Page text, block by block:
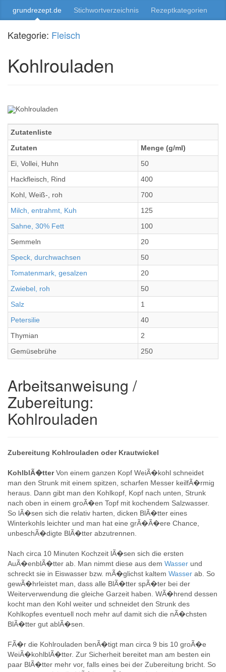
grundrezept.de Stichwortverzeichnis Rezeptkategorien
Kategorie: Fleisch
Kohlrouladen
Zutatenliste
Zutaten
Menge (g/ml)
Ei, Vollei, Huhn
50
Hackfleisch, Rind
400
Kohl, Weiß-, roh
700
Milch, entrahmt, Kuh
125
Sahne, 30% Fett
100
Semmeln
20
Speck, durchwachsen
50
Tomatenmark, gesalzen
20
Zwiebel, roh
50
Salz
1
Petersilie
40
Thymian
2
Gemüsebrühe
250
Arbeitsanweisung /
Zubereitung:
Kohlrouladen
Zubereitung Kohlrouladen oder Krautwickel
KohlblÃ�tterVon einem ganzen Kopf WeiÃ�kohl schneidet
man den Strunk mit einem spitzen, scharfen Messer keilfÃ�rmig
heraus. Dann gibt man den Kohlkopf, Kopf nach unten, Strunk
nach oben in einem groÃ�en Topf mit kochendem Salzwasser.
So lÃ�sen sich die relativ harten, dicken BlÃ�tter eines
Winterkohls leichter und man hat eine grÃ�Ã�ere Chance,
unbeschÃ�digte BlÃ�tter abzutrennen.
Nach circa 10 Minuten Kochzeit lÃ�sen sich die ersten
AuÃ�enblÃ�tter ab. Man nimmt diese aus dem Wasser und
schreckt sie in Eiswasser bzw. mÃ�glichst kaltem Wasser ab. So
gewÃ�hrleistet man, dass alle BlÃ�tter spÃ�ter bei der
Weiterverwendung die gleiche Garzeit haben. WÃ�hrend dessen
kocht man den Kohl weiter und schneidet den Strunk des
Kohlkopfes eventuell noch mehr auf damit sich die nÃ�chsten
BlÃ�tter gut ablÃ�sen.
FÃ�r die Kohlrouladen benÃ�tigt man circa 9 bis 10 groÃ�e
WeiÃ�kohlblÃ�tter. Zur Sicherheit bereitet man am besten ein
paar BlÃ�tter mehr vor, falls eines bei der Zubereitung bricht. So